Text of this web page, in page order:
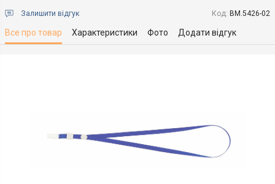
Залишити відгук Код: BM.5426-02
Все про товар Характеристики Фото Додати відгук